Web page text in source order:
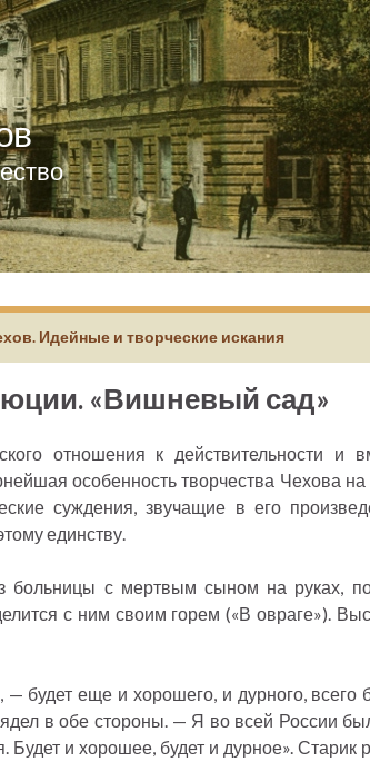
Идейные и творческие искания
«Вишневый сад»
отношения к действительности и
особенность творчества Чехова
суждения, звучащие в его
единству.
больницы с мертвым сыном на руках,
с ним своим горем («В овраге»).
будет еще и хорошего, и дурного, всего
в обе стороны. — Я во всей России
и хорошее, будет и дурное». Старик